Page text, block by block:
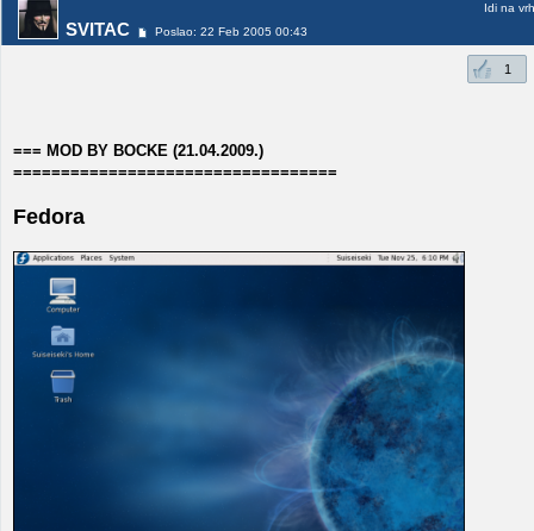
SVITAC Poslao: 22 Feb 2005 00:43
Idi na vrh
1
=== MOD BY BOCKE (21.04.2009.)
==================================
Fedora